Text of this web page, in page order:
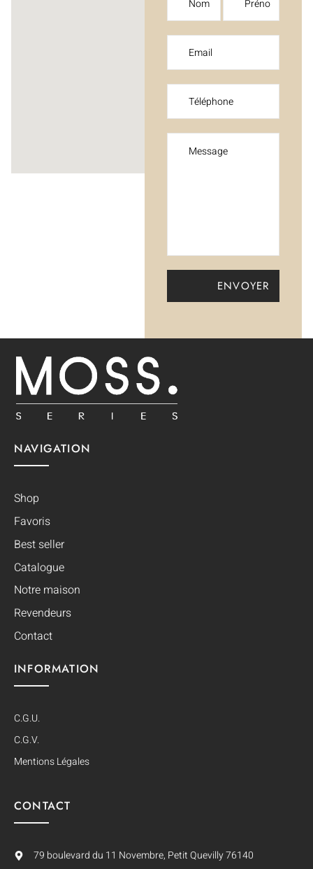
NAVIGATION
Shop
Favoris
Best seller
Catalogue
Notre maison
Revendeurs
Contact
INFORMATION
C.G.U.
C.G.V.
Mentions Légales
CONTACT
79 boulevard du 11 Novembre, Petit Quevilly 76140